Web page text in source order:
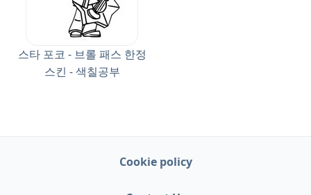
스타 포코 - 브롤 패스 한정
스킨 - 색칠공부
Cookie policy